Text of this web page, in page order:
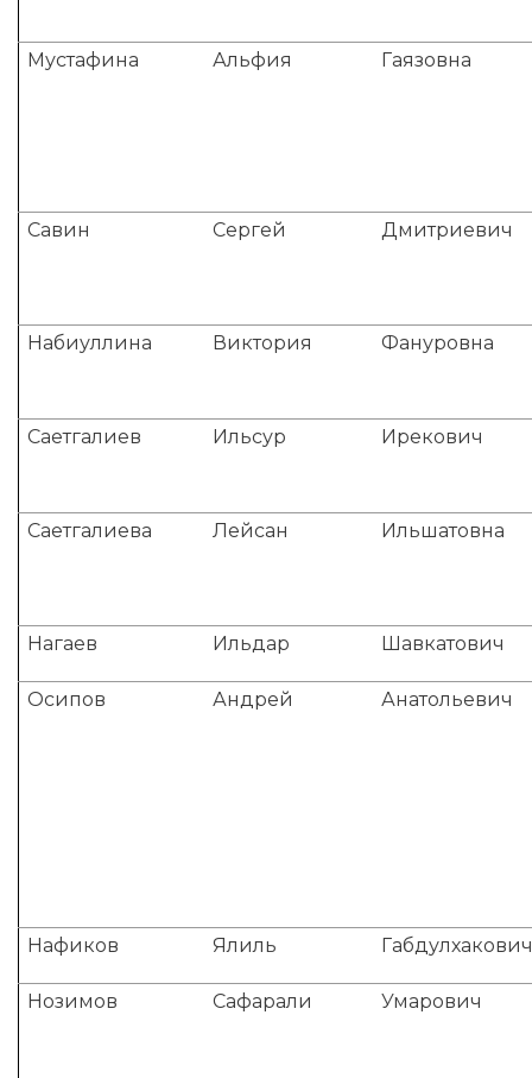
Мустафина Альфия Гаязовна
Савин Сергей Дмитриевич
Набиуллина Виктория Фануровна
Саетгалиев Ильсур Ирекович
Саетгалиева Лейсан Ильшатовна
Нагаев Ильдар Шавкатович
Осипов Андрей Анатольевич
Нафиков Ялиль Габдулхакович
Нозимов Сафарали Умарович